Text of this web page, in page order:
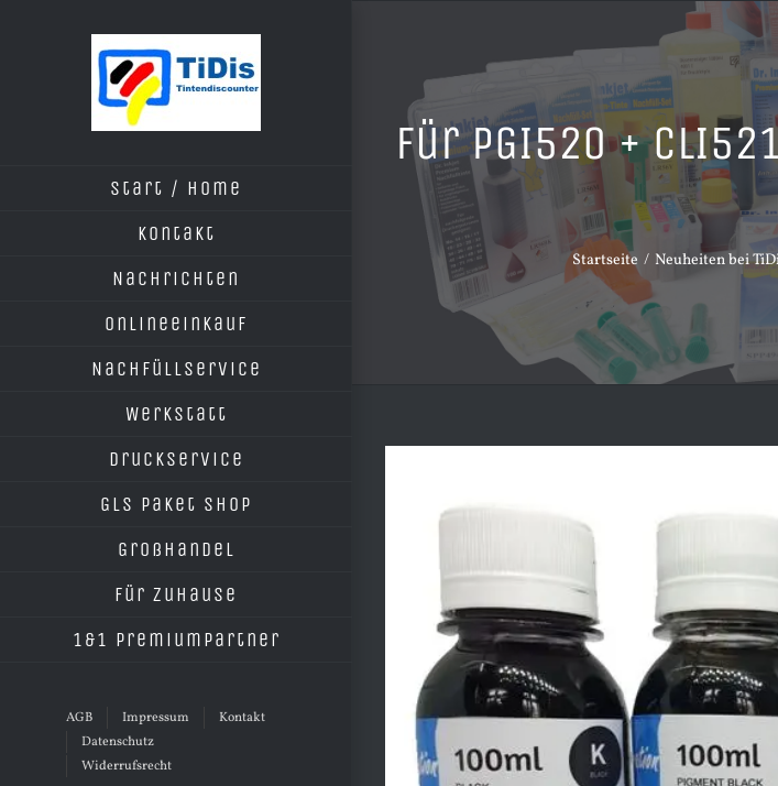
Start / Home
Kontakt
Nachrichten
Onlineeinkauf
Nachfüllservice
Werkstatt
Druckservice
GLS Paket Shop
Großhandel
Für Zuhause
1&1 Premiumpartner
AGB Impressum
Kontakt
Datenschutz
Widerrufsrecht
Für PGI520 +
Startseite Neuheiten bei